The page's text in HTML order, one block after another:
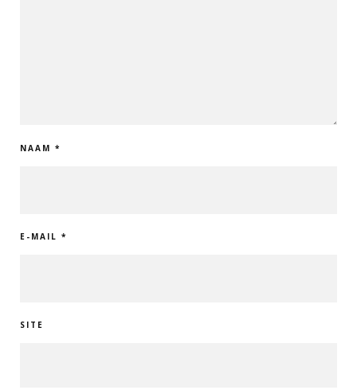
NAAM *
E-MAIL *
SITE